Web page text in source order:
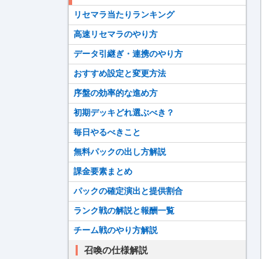
リセマラ当たりランキング
高速リセマラのやり方
データ引継ぎ・連携のやり方
おすすめ設定と変更方法
序盤の効率的な進め方
初期デッキどれ選ぶべき？
毎日やるべきこと
無料パックの出し方解説
課金要素まとめ
パックの確定演出と提供割合
ランク戦の解説と報酬一覧
チーム戦のやり方解説
召喚の仕様解説